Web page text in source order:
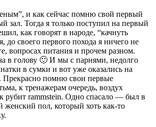
и как сейчас помню свой первый
зал. Тогда я только поступил на первый
как говорят в народе, “качнуть
до своего первого похода я ничего не
вопросах питания и прочем разном.
в голову 🙂 И мы с парнями, недолго
в сумки и вот уже оказались на
Прекрасно помню свои первые
к тренажерам очередь, воздух
рубит rammstein. Одно спасало — был в
женский пол, который хоть как-то